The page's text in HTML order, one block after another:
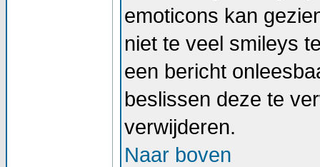
emoticons kan
niet te veel smileys
een bericht
beslissen deze te
verwijderen.
Naar boven